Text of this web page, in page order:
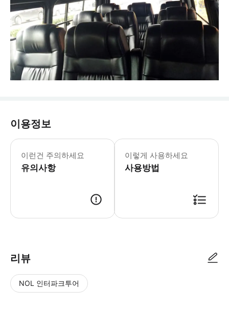
이용정보
이런건 주의하세요
유의사항
- 추가정보 * 아동용 카시트는 제공되
- 예약확정 * 영업일 기준 1일 이내에
- 추가요금표 * 추가 요금은 현금으
이렇게 사용하세요
사용방법
리뷰
NOL 인터파크투어